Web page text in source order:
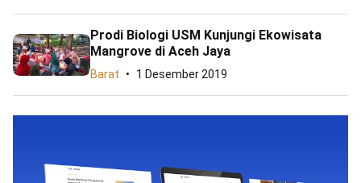
Prodi Biologi USM Kunjungi Ekowisata
Mangrove di Aceh Jaya
Barat 1 Desember 2019